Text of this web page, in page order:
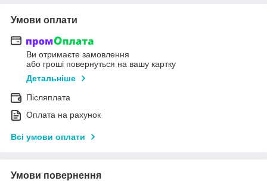
Умови оплати
Ви отримаєте замовлення
або гроші повернуться на вашу картку
Детальніше
Післяплата
Оплата на рахунок
Всі умови оплати
Умови повернення